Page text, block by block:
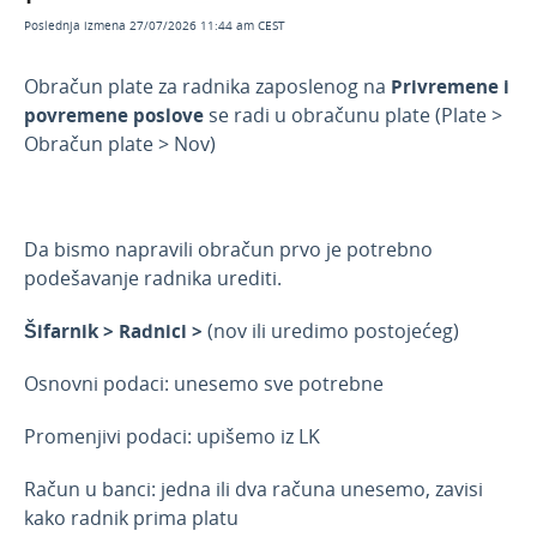
sebi platu
Obračun zarade radnika Penzionera
Obračun zarade vlasnika preduzetnika
penzionera
Unos bonusa ili drugog dodatka kao i drugog
odbitka - Unos Vrste obračuna koje nema u
Dualno obrazovanje
Stručno osposobljavanje
Najčešća pitanja
Poslednja izmena 27/07/2026 11:44 am CEST
Obračun plate za radnika zaposlenog na Privremene i
povremene poslove se radi u obračunu plate (Plate >
Obračun plate > Nov)
Da bismo napravili obračun prvo je potrebno
podešavanje radnika urediti.
Šifarnik > Radnici > (nov ili uredimo postojećeg)
Osnovni podaci: unesemo sve potrebne
Promenjivi podaci: upišemo iz LK
Račun u banci: jedna ili dva računa unesemo, zavisi
kako radnik prima platu